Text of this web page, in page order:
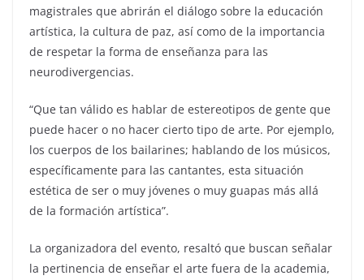
magistrales que abrirán el diálogo sobre la educación
artística, la cultura de paz, así como de la importancia
de respetar la forma de enseñanza para las
neurodivergencias.
“Que tan válido es hablar de estereotipos de gente que
puede hacer o no hacer cierto tipo de arte. Por ejemplo,
los cuerpos de los bailarines; hablando de los músicos,
específicamente para las cantantes, esta situación
estética de ser o muy jóvenes o muy guapas más allá
de la formación artística”.
La organizadora del evento, resaltó que buscan señalar
la pertinencia de enseñar el arte fuera de la academia,